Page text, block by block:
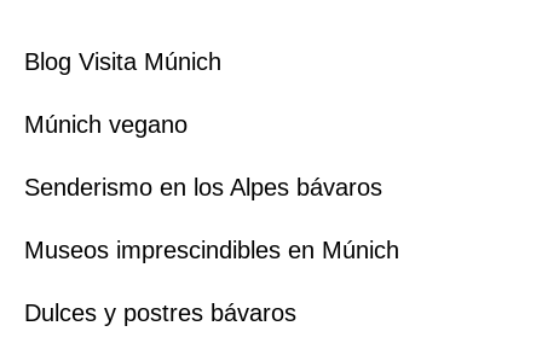
Blog Visita Múnich
Múnich vegano
Senderismo en los Alpes bávaros
Museos imprescindibles en Múnich
Dulces y postres bávaros